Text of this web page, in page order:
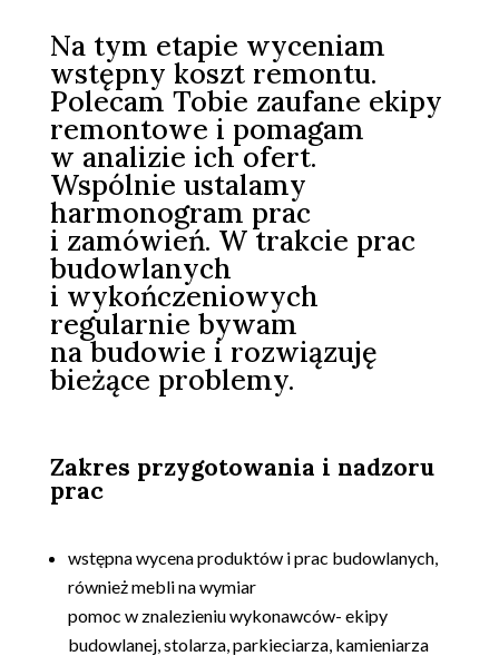
Na tym etapie wyceniam
wstępny koszt remontu.
Polecam Tobie zaufane ekipy
remontowe i pomagam
w analizie ich ofert.
Wspólnie ustalamy
harmonogram prac
i zamówień. W trakcie prac
budowlanych
i wykończeniowych
regularnie bywam
na budowie i rozwiązuję
bieżące problemy.
Zakres przygotowania i nadzoru
prac
wstępna wycena produktów i prac budowlanych,
również mebli na wymiar
pomoc w znalezieniu wykonawców- ekipy
budowlanej, stolarza, parkieciarza, kamieniarza